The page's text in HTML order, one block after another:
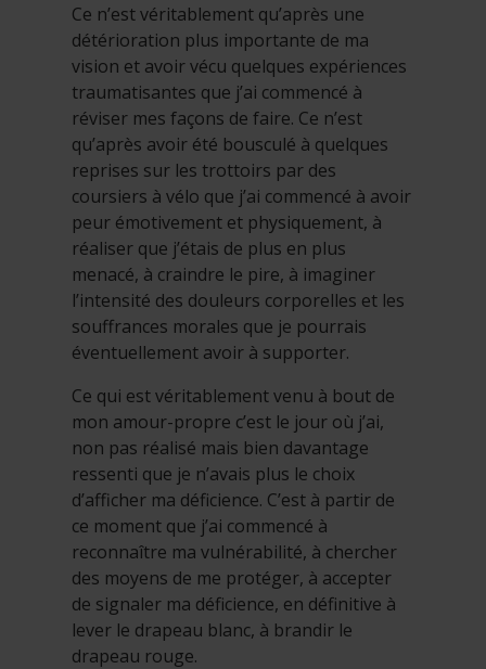
Ce n’est véritablement qu’après une
détérioration plus importante de ma
vision et avoir vécu quelques expériences
traumatisantes que j’ai commencé à
réviser mes façons de faire. Ce n’est
qu’après avoir été bousculé à quelques
reprises sur les trottoirs par des
coursiers à vélo que j’ai commencé à avoir
peur émotivement et physiquement, à
réaliser que j’étais de plus en plus
menacé, à craindre le pire, à imaginer
l’intensité des douleurs corporelles et les
souffrances morales que je pourrais
éventuellement avoir à supporter.
Ce qui est véritablement venu à bout de
mon amour-propre c’est le jour où j’ai,
non pas réalisé mais bien davantage
ressenti que je n’avais plus le choix
d’afficher ma déficience. C’est à partir de
ce moment que j’ai commencé à
reconnaître ma vulnérabilité, à chercher
des moyens de me protéger, à accepter
de signaler ma déficience, en définitive à
lever le drapeau blanc, à brandir le
drapeau rouge.